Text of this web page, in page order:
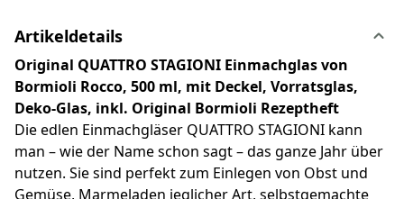
Artikeldetails
Original QUATTRO STAGIONI Einmachglas von
Bormioli Rocco, 500 ml, mit Deckel, Vorratsglas,
Deko-Glas, inkl. Original Bormioli Rezeptheft
Die edlen Einmachgläser QUATTRO STAGIONI kann
man – wie der Name schon sagt – das ganze Jahr über
nutzen. Sie sind perfekt zum Einlegen von Obst und
Gemüse, Marmeladen jeglicher Art, selbstgemachte